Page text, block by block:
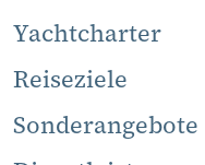
Yachtcharter
Reiseziele
Sonderangebote